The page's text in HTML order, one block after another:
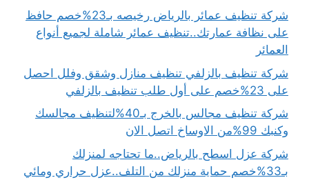
شركة تنظيف عمائر بالرياض رخيصه بـ23%خصم حافظ
على نظافة عمارتك..تنظيف عمائر شاملة لجميع أنواع
العمائر
شركة تنظيف بالزلفي تنظيف منازل وشقق وفلل احصل
على 23%خصم على أول طلب تنظيف بالزلفي
شركة تنظيف مجالس بالخرج بـ40%لتنظيف مجالسك
وكنبك 99%من الاوساخ اتصل الان
شركة عزل اسطح بالرياض..ما تحتاجه لمنزلك
بـ33%خصم حماية منزلك من التلف..عزل حراري ومائي